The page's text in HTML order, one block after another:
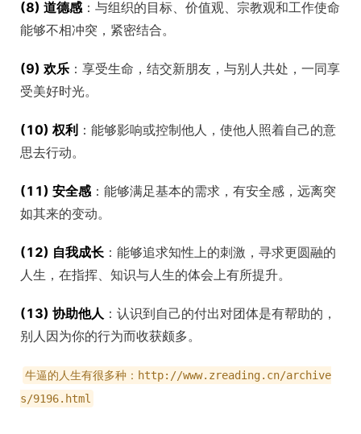
(8) 道德感 ：与组织的目标、价值观、宗教观和工作使命
能够不相冲突，紧密结合。
(9) 欢乐 ：享受生命，结交新朋友，与别人共处，一同享
受美好时光。
(10) 权利 ：能够影响或控制他人，使他人照着自己的意
思去行动。
(11) 安全感 ：能够满足基本的需求，有安全感，远离突
如其来的变动。
(12) 自我成长 ：能够追求知性上的刺激，寻求更圆融的
人生，在指挥、知识与人生的体会上有所提升。
(13) 协助他人 ：认识到自己的付出对团体是有帮助的，
别人因为你的行为而收获颇多。
牛逼的人生有很多种：http://www.zreading.cn/archive
s/9196.html